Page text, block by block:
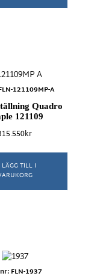
121109MP-A
Quadro
121109
kr
LÄGG TILL I
FLN-1937